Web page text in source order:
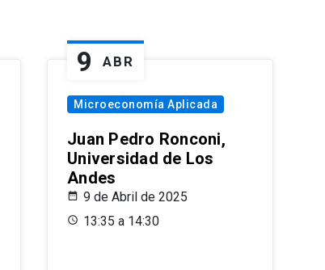
9 ABR
Microeconomía Aplicada
Juan Pedro Ronconi,
Universidad de Los
Andes
9 de Abril de 2025
13:35 a 14:30